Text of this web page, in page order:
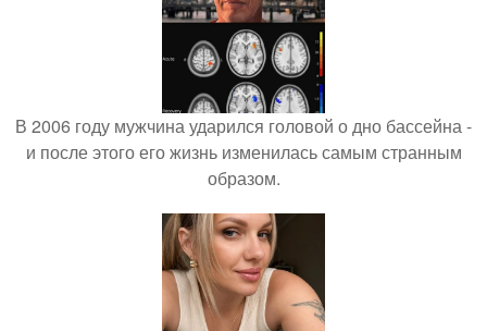
В 2006 году мужчина ударился головой о дно бассейна -
и после этого его жизнь изменилась самым странным
образом.